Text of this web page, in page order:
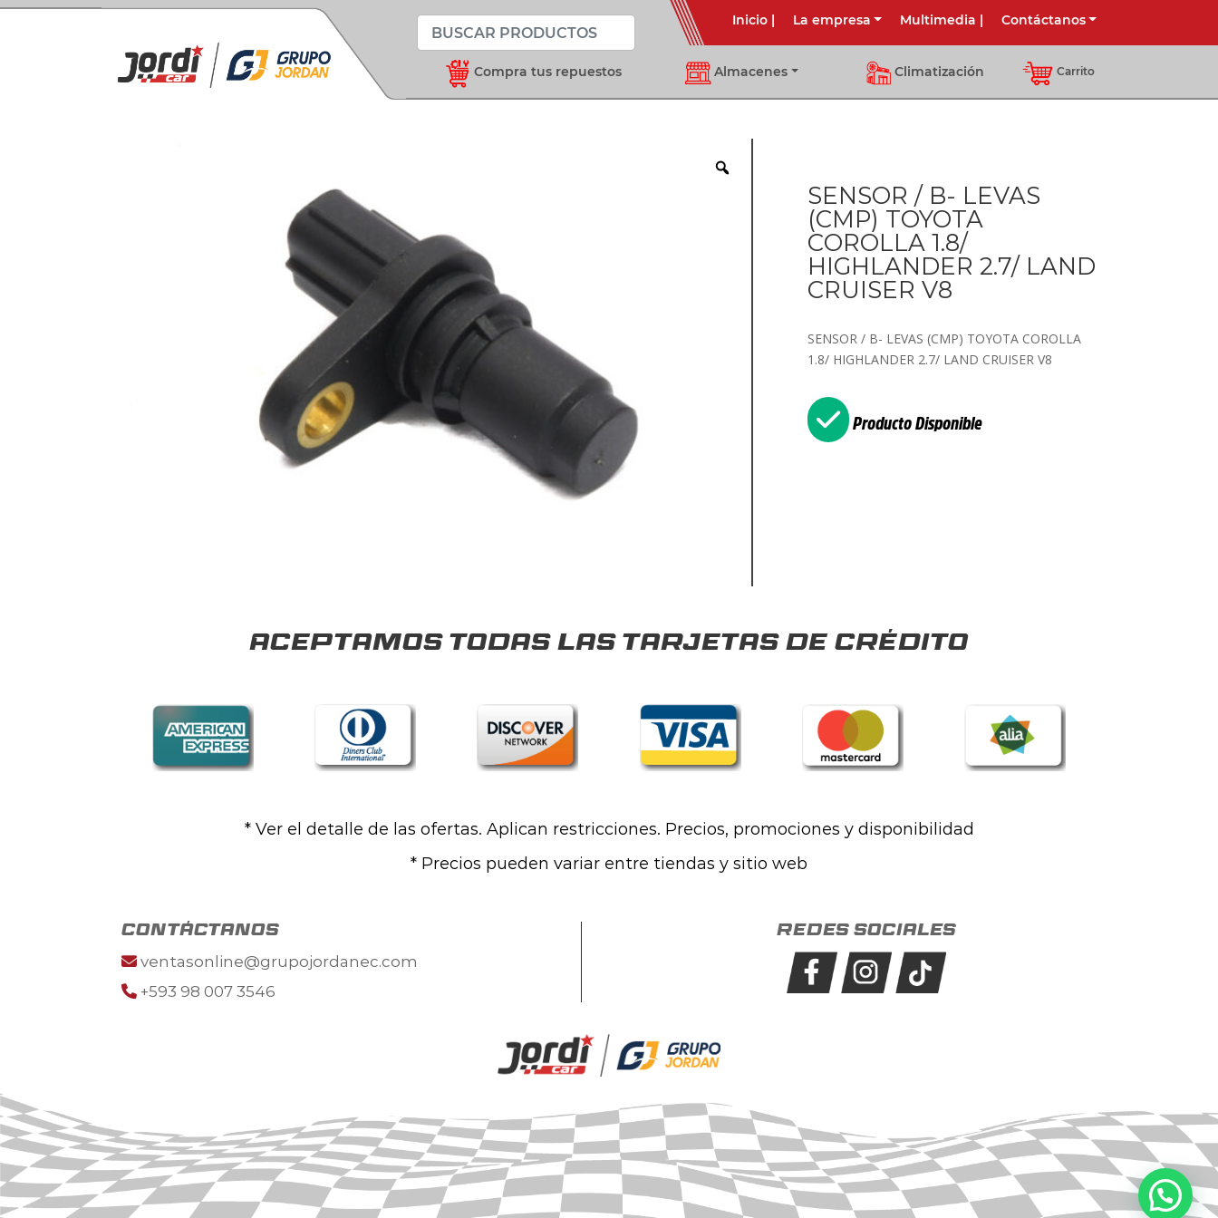
Inicio| La empresa Multimedia | Contáctanos
Compra tus repuestos Almacenes Climatización Carrito
SENSOR / B- LEVAS
(CMP) TOYOTA
COROLLA 1.8/
HIGHLANDER 2.7/ LAND
CRUISER V8
SENSOR / B- LEVAS (CMP) TOYOTA COROLLA
1.8/ HIGHLANDER 2.7/ LAND CRUISER V8
Producto Disponible
Aceptamos todas las tarjetas de crédito
* Ver el detalle de las ofertas. Aplican restricciones. Precios, promociones y disponibilidad
* Precios pueden variar entre tiendas y sitio web
contáctanos
ventasonline@grupojordanec.com
+593 98 007 3546
Redes sociales